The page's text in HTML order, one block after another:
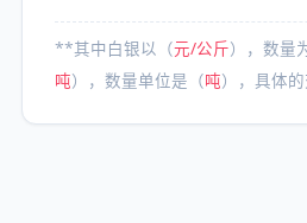
**其中白银以（元/公斤），数量
吨），数量单位是（吨），具体